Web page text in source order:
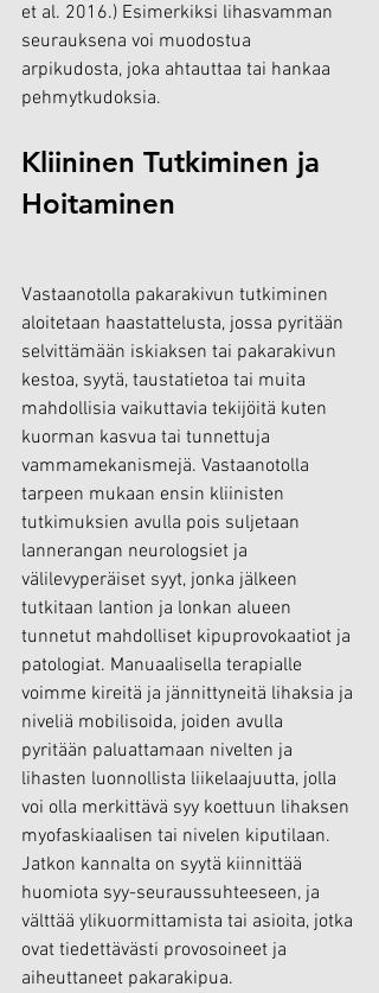
et al. 2016.) Esimerkiksi lihasvamman
seurauksena voi muodostua
arpikudosta, joka ahtauttaa tai hankaa
pehmytkudoksia.
Kliininen Tutkiminen ja
Hoitaminen
Vastaanotolla pakarakivun tutkiminen
aloitetaan haastattelusta, jossa pyritään
selvittämään iskiaksen tai pakarakivun
kestoa, syytä, taustatietoa tai muita
mahdollisia vaikuttavia tekijöitä kuten
kuorman kasvua tai tunnettuja
vammamekanismejä. Vastaanotolla
tarpeen mukaan ensin kliinisten
tutkimuksien avulla pois suljetaan
lannerangan neurologsiet ja
välilevyperäiset syyt, jonka jälkeen
tutkitaan lantion ja lonkan alueen
tunnetut mahdolliset kipuprovokaatiot ja
patologiat. Manuaalisella terapialle
voimme kireitä ja jännittyneitä lihaksia ja
niveliä mobilisoida, joiden avulla
pyritään paluattamaan nivelten ja
lihasten luonnollista liikelaajuutta, jolla
voi olla merkittävä syy koettuun lihaksen
myofaskiaalisen tai nivelen kiputilaan.
Jatkon kannalta on syytä kiinnittää
huomiota syy-seuraussuhteeseen, ja
välttää ylikuormittamista tai asioita, jotka
ovat tiedettävästi provosoineet ja
aiheuttaneet pakarakipua.